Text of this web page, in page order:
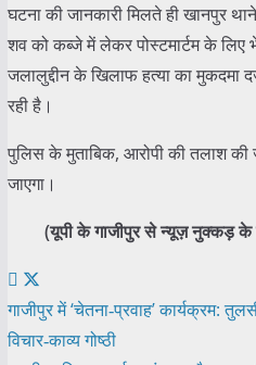
घटना की जानकारी मिलते ही खानपुर
शव को कब्जे में लेकर पोस्टमार्टम के लिए
जलालुद्दीन के खिलाफ हत्या का
रही है।
पुलिस के मुताबिक, आरोपी की तलाश की
जाएगा।
(यूपी के गाजीपुर से न्यूज़ नुक्कड़ के
Post
गाजीपुर में ‘चेतना‑प्रवाह’ कार्यक्रम:
विचार‑काव्य गोष्ठी